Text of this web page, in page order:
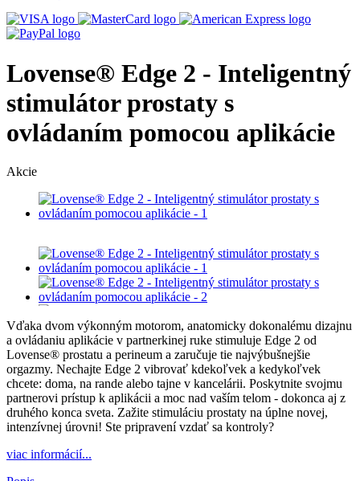
Lovense® Edge 2 - Inteligentný
stimulátor prostaty s
ovládaním pomocou aplikácie
Akcie
Vďaka dvom výkonným motorom, anatomicky dokonalému dizajnu
a ovládaniu aplikácie v partnerkinej ruke stimuluje Edge 2 od
Lovense® prostatu a perineum a zaručuje tie najvýbušnejšie
orgazmy. Nechajte Edge 2 vibrovať kdekoľvek a kedykoľvek
chcete: doma, na rande alebo tajne v kancelárii. Poskytnite svojmu
partnerovi prístup k aplikácii a moc nad vaším telom - dokonca aj z
druhého konca sveta. Zažite stimuláciu prostaty na úplne novej,
intenzívnej úrovni! Ste pripravení vzdať sa kontroly?
viac informácií...